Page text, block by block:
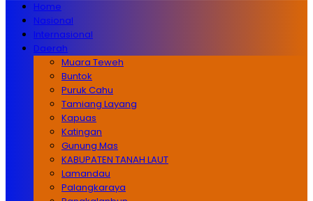
Home
Nasional
Internasional
Daerah
Muara Teweh
Buntok
Puruk Cahu
Tamiang Layang
Kapuas
Katingan
Gunung Mas
KABUPATEN TANAH LAUT
Lamandau
Palangkaraya